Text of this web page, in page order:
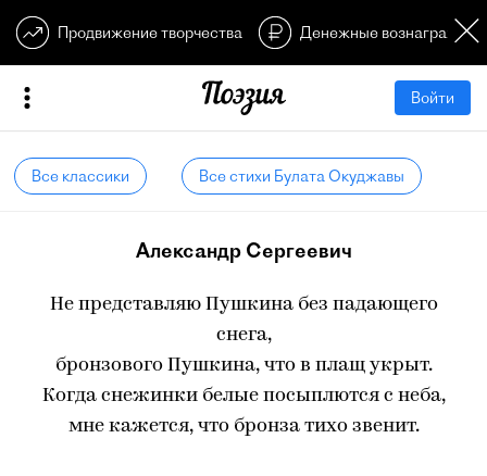
Продвижение творчества Денежные
Войти
Все классики Все стихи Булата Окуджавы
Александр Сергеевич
Не представляю Пушкина без падающего
снега,
бронзового Пушкина, что в плащ укрыт.
Когда снежинки белые посыплются с неба,
мне кажется, что бронза тихо звенит.